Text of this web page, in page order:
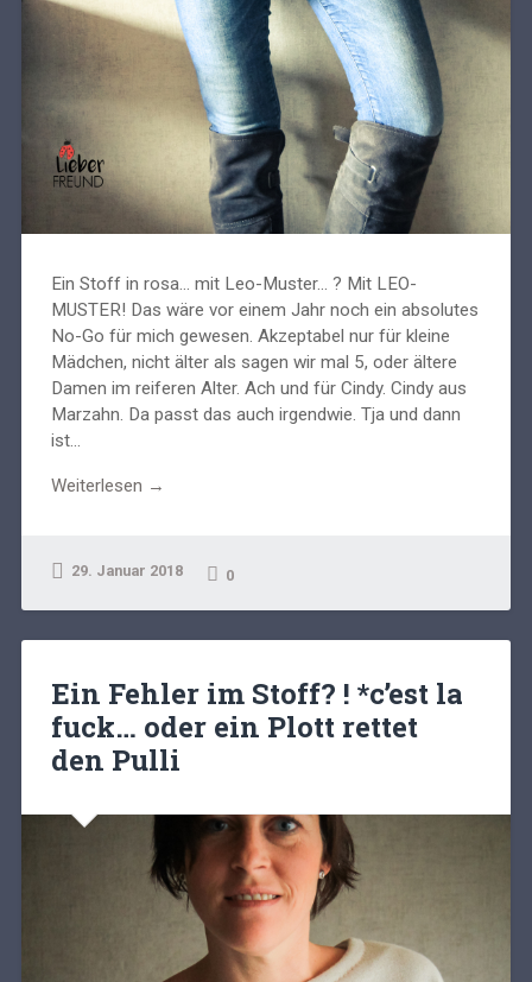
Ein Stoff in rosa... mit Leo-Muster... ? Mit LEO-
MUSTER! Das wäre vor einem Jahr noch ein absolutes
No-Go für mich gewesen. Akzeptabel nur für kleine
Mädchen, nicht älter als sagen wir mal 5, oder ältere
Damen im reiferen Alter. Ach und für Cindy. Cindy aus
Marzahn. Da passt das auch irgendwie. Tja und dann
ist...
Weiterlesen →
29. Januar 2018 0
Ein Fehler im Stoff? ! *c’est la
fuck… oder ein Plott rettet
den Pulli